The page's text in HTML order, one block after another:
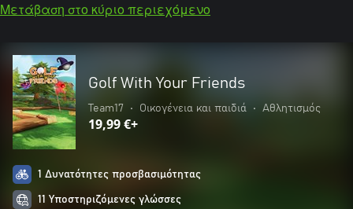
Μετάβαση στο κύριο περιεχόμενο
Golf With Your Friends
Team17 • Οικογένεια και παιδιά • Αθλητισμός
19,99 €+
1 Δυνατότητες προσβασιμότητας
11 Υποστηριζόμενες γλώσσες